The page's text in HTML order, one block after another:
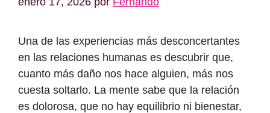
Una de las experiencias más desconcertantes
en las relaciones humanas es descubrir que,
cuanto más daño nos hace alguien, más nos
cuesta soltarlo. La mente sabe que la relación
es dolorosa, que no hay equilibrio ni bienestar,